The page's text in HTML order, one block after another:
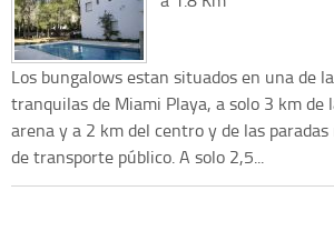
Los bungalows estan situados en una de
tranquilas de Miami Playa, a solo 3 km de
arena y a 2 km del centro y de las paradas
de transporte público. A solo 2,5...